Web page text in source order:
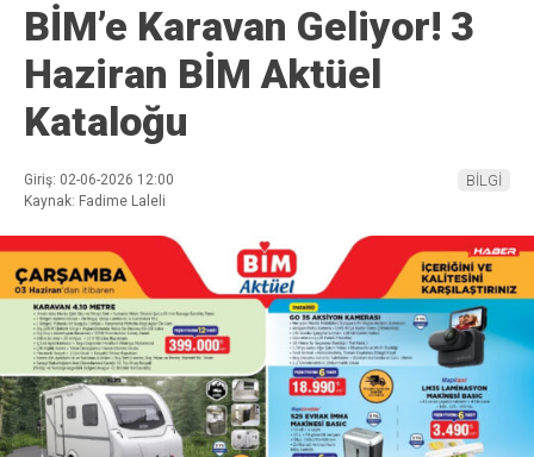
BİM’e Karavan Geliyor! 3
Haziran BİM Aktüel
Kataloğu
Giriş: 02-06-2026 12:00
Kaynak: Fadime Laleli
BİLGİ